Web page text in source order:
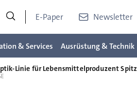
E-Paper Newsletter
& Services Ausrüstung & Technik
Linie für Lebensmittelproduzent Spitz